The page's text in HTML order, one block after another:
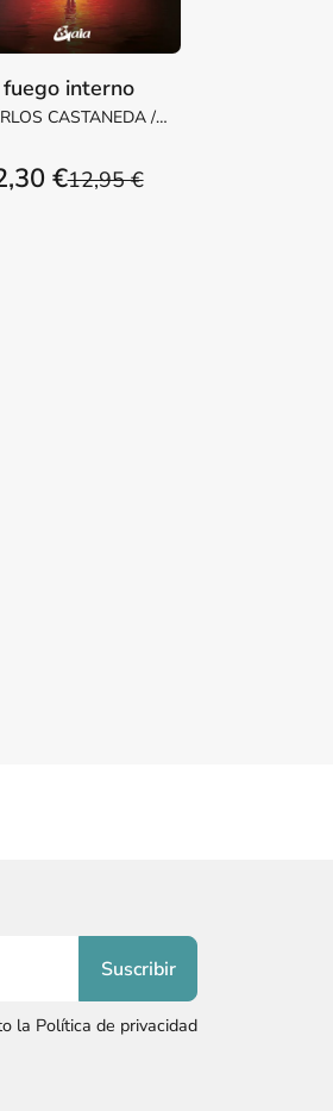
interno
CASTANEDA /
12,95 €
€
la Política de privacidad